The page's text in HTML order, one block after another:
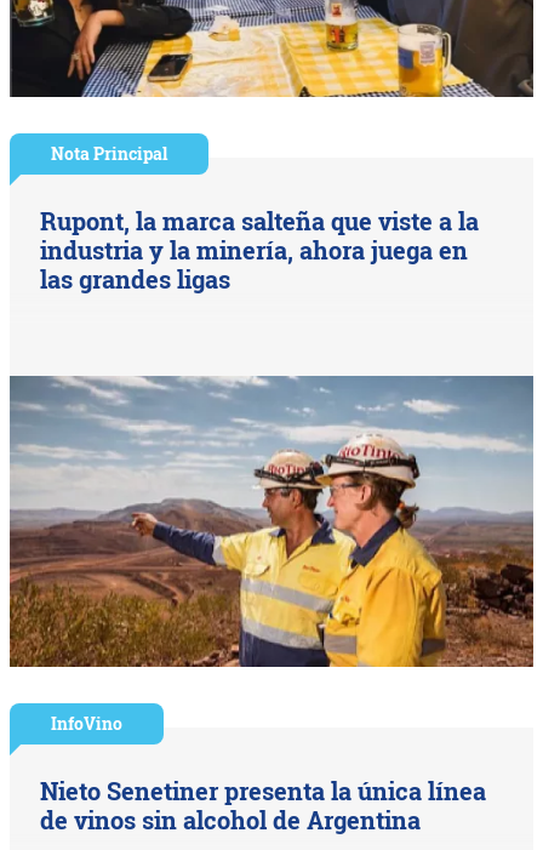
Nota Principal
Rupont, la marca salteña que viste a la
industria y la minería, ahora juega en
las grandes ligas
InfoVino
Nieto Senetiner presenta la única línea
de vinos sin alcohol de Argentina